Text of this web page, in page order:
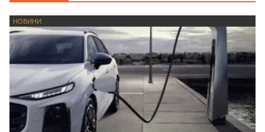
НОВИНИ